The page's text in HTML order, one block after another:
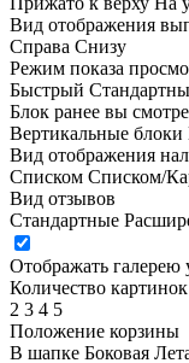
Вид отображения
Справа Снизу
Режим показа
Быстрый
Блок ранее вы
Вертикальные блоки
Вид отображения
Списком Списком/
Вид отзывов
Стандартные
Отображать галерею
Количество
2 3 4 5
Положение корзины
В шапке Боковая